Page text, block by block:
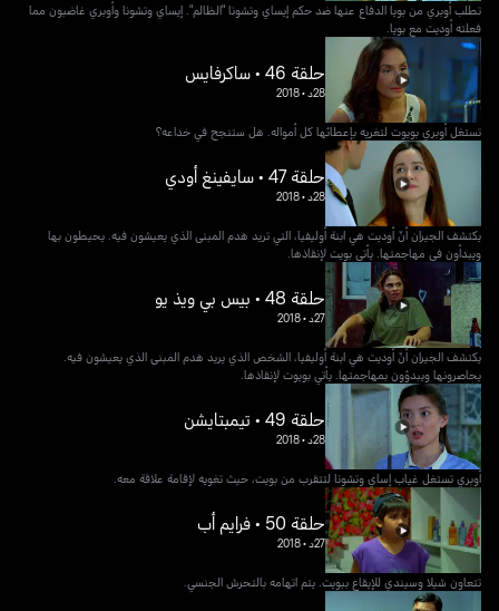
تطلب أوبري من بويا الدفاع عنها ضد حكم إيساي وتشونا "الظالم". إيساي وتشونا وأوبري غاضبون مما
فعلته أوديت مع بويا.
حلقة 46 • ساكرفايس
28د •
2018
تستغل أوبري بويوت لتغريه بإعطائها كل أمواله. هل ستنجح في خداعه؟
حلقة 47 • سايفينغ أودي
28د •
2018
يكتشف الجيران أنّ أوديت هي ابنة أوليفيا، التي تريد هدم المبنى الذي يعيشون فيه. يحيطون بها
ويبدأون في مهاجمتها. يأتي بويت لإنقاذها.
حلقة 48 • بيس بي ويذ يو
27د •
2018
يكتشف الجيران أنّ أوديت هي ابنة أوليفيا، الشخص الذي يريد هدم المبنى الذي يعيشون فيه.
يحاصرونها ويبدؤون بمهاجمتها. يأتي بويوت لإنقاذها.
حلقة 49 • تيمبتايشن
28د •
2018
أوبري تستغل غياب إساي وتشونا لتتقرب من بويت، حيث تغويه لإقامة علاقة معه.
حلقة 50 • فرايم أب
27د •
2018
تتعاون شيلا وسيندي للإيقاع ببويت. يتم اتهامه بالتحرش الجنسي.